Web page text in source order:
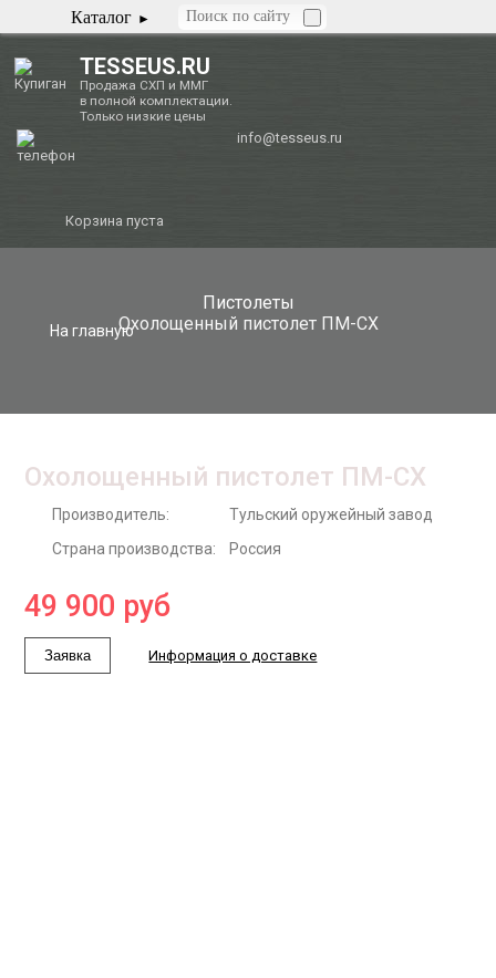
Каталог
TESSEUS.RU
Продажа СХП и ММГ
в полной комплектации.
Только низкие цены
info@tesseus.ru
Корзина пуста
Пистолеты
Охолощенный пистолет ПМ-СХ
На главную
Охолощенный пистолет ПМ-СХ
Производитель:
Тульский оружейный завод
Страна производства:
Россия
49 900 руб
Заявка Информация о доставке